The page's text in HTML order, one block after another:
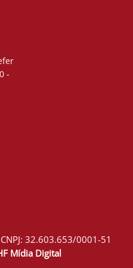
-
CNPJ: 32.603.653/0001-51
Mídia Digital